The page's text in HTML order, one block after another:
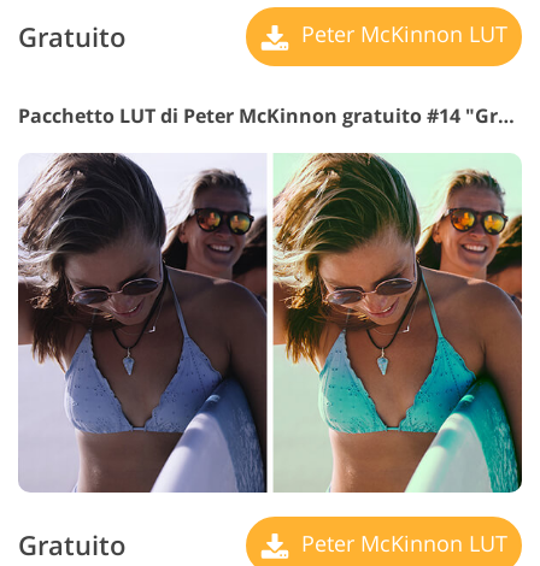
Gratuito Peter McKinnon LUT
Pacchetto LUT di Peter McKinnon gratuito #14 "Green Shadows"
Gratuito Peter McKinnon LUT